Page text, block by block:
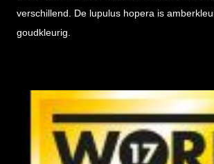
verschillend. De lupulus hopera is
goudkleurig.